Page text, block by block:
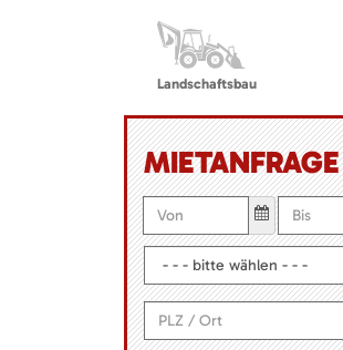
Landschaftsbau
MIETANFRAGE